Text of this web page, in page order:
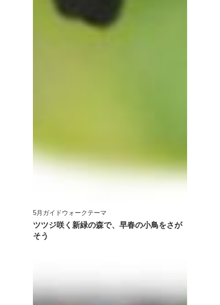
5月ガイドウォークテーマ
ツツジ咲く新緑の森で、早春の小鳥をさが
そう